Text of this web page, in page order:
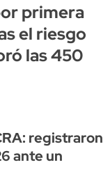
primera
el riesgo
las 450
registraron
ante un